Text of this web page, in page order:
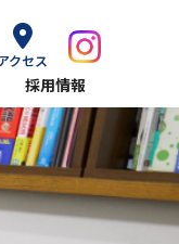
クセス
採用情報